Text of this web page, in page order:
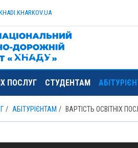
UA
ПОСЛУГ СТУДЕНТАМ
АБІТУРІЄНТАМ ВАРТІСТЬ ОСВІТНІХ